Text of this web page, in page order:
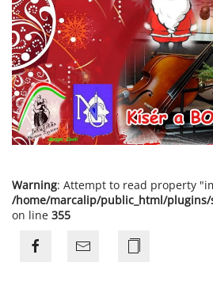
Warning: Attempt to read property
/home/marcalip/public_html/plugins/
on line 355